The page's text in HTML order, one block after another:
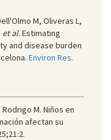
M, Oliveras L,
et al.Estimating
and disease burden
Environ Res.
M. Niños en
afectan su